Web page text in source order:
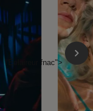
l'Éclaireur fnac">